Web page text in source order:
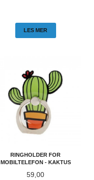
LES MER
RINGHOLDER FOR
MOBILTELEFON - KAKTUS
Pris
59,00